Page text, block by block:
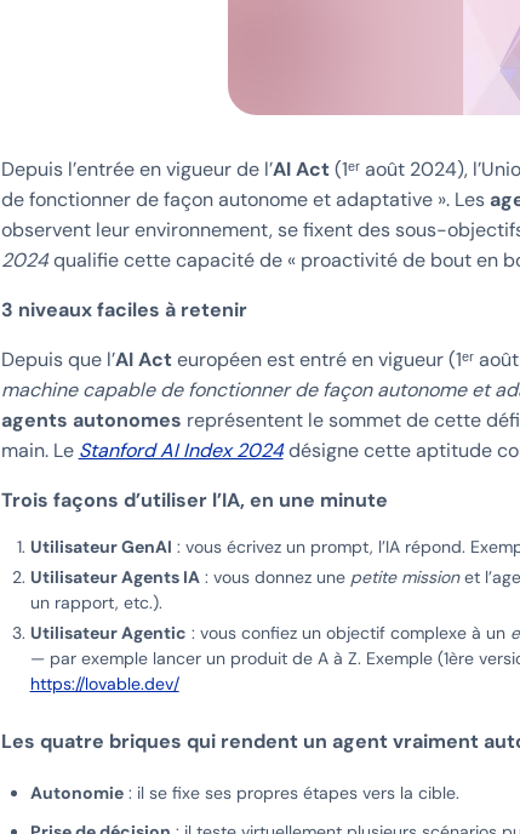
Depuis l’entrée en vigueur de l’AI Act(1ᵉʳ août 2024),
de fonctionner de façon autonome et adaptative ». Les
observent leur environnement, se fixent des sous-
2024qualifie cette capacité de « proactivité de bout en
3 niveaux faciles à retenir
Depuis que l’AI Acteuropéen est entré en vigueur (1ᵉʳ
machine capable de fonctionner de façon autonome et
agents autonomes représentent le sommet de cette
main. Le Stanford AI Index 2024désigne cette aptitude
Trois façons d’utiliser l’IA, en une minute
Utilisateur GenAI : vous écrivez un prompt, l’IA répond.
Utilisateur Agents IA: vous donnez une petite missionet
un rapport, etc.).
Utilisateur Agentic : vous confiez un objectif complexe à un
— par exemple lancer un produit de A à Z. Exemple (1ère
https://lovable.dev/
Les quatre briques qui rendent un agent vraiment
Autonomie: il se fixe ses propres étapes vers la cible.